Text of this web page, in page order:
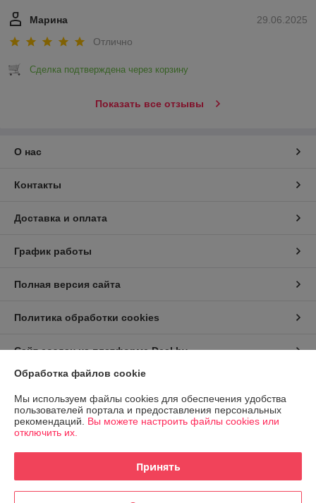
29.06.2025
Марина
Отлично
Сделка подтверждена через корзину
Показать все отзывы
О нас
Контакты
Доставка и оплата
График работы
Полная версия сайта
Политика обработки cookies
Сайт создан на платформе Deal.by
Информация для покупателя
Индивидуальный предприниматель:ИП Заплетнюк Роман Петрович
г.Минск, ул.Пономаренко 32, кв.77
Регистрационный номер ЕГР: 193992498
Регистрационный орган: Минский горисполком
Обработка файлов cookie
Мы используем файлы cookies для обеспечения удобства
пользователей портала и предоставления персональных
рекомендаций. Вы можете настроить файлы cookies или
отключить их.
Принять